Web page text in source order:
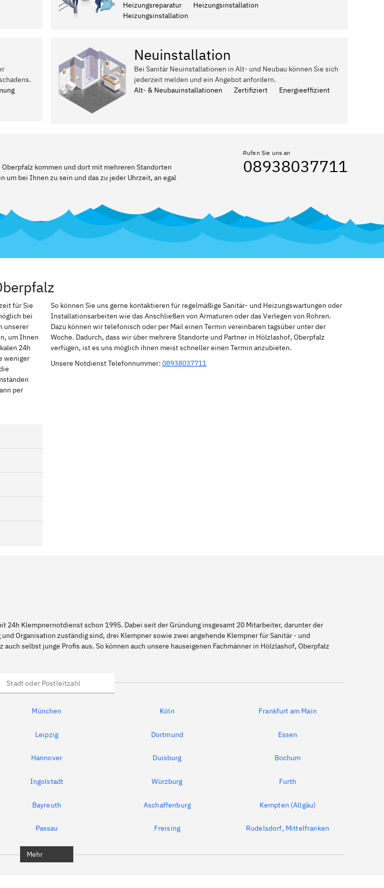
Heizungsreparatur
Heizungsinstallation
Heizungsinstallation
Neuinstallation
Bei Sanitär Neuinstallationen in Alt- und Neubau können Sie sich
jederzeit melden und ein Angebot anfordern.
Alt- & Neubauinstallationen
Zertifiziert Energieeffizient
kommen und dort mit mehreren Standorten
bei Ihnen zu sein und das zu jeder Uhrzeit, an egal
Rufen Sie uns an
08938037711
für Sie
bei
unserer
um Ihnen
24h
weniger
per
So können Sie uns gerne kontaktieren für regelmäßige Sanitär- und Heizungswartungen oder
Installationsarbeiten wie das Anschließen von Armaturen oder das Verlegen von Rohren.
Dazu können wir telefonisch oder per Mail einen Termin vereinbaren tagsüber unter der
Woche. Dadurch, dass wir über mehrere Standorte und Partner in Hölzlashof, Oberpfalz
verfügen, ist es uns möglich ihnen meist schneller einen Termin anzubieten.
Unsere Notdienst Telefonnummer: 08938037711
24h Klempnernotdienst schon 1995. Dabei seit der Gründung insgesamt 20 Mitarbeiter, darunter der
Organisation zuständig sind, drei Klempner sowie zwei angehende Klempner für Sanitär - und
selbst junge Profis aus. So können auch unsere hauseigenen Fachmänner in Hölzlashof, Oberpfalz
München Köln Frankfurt am Main
Leipzig Dortmund Essen
Hannover Duisburg Bochum
Ingolstadt Würzburg Furth
Bayreuth Aschaffenburg Kempten (Allgäu)
Passau Freising Rudelsdorf, Mittelfranken
Mehr